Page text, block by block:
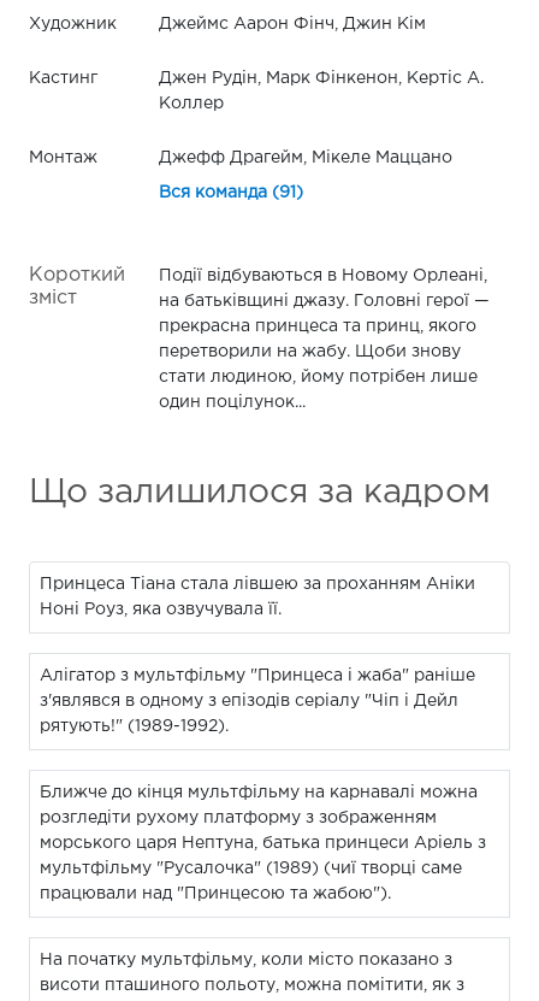
Художник Джеймс Аарон Фінч, Джин Кім
Кастинг
Джен Рудін, Марк Фінкенон, Кертіс А.
Коллер
Монтаж Джефф Драгейм, Мікеле Маццано
Вся команда (91)
Короткий
зміст
Події відбуваються в Новому Орлеані,
на батьківщині джазу. Головні герої —
прекрасна принцеса та принц, якого
перетворили на жабу. Щоби знову
стати людиною, йому потрібен лише
один поцілунок...
Що залишилося за кадром
Принцеса Тіана стала лівшею за проханням Аніки
Ноні Роуз, яка озвучувала її.
Алігатор з мультфільму "Принцеса і жаба" раніше
з'являвся в одному з епізодів серіалу "Чіп і Дейл
рятують!" (1989-1992).
Ближче до кінця мультфільму на карнавалі можна
розгледіти рухому платформу з зображенням
морського царя Нептуна, батька принцеси Аріель з
мультфільму "Русалочка" (1989) (чиї творці саме
працювали над "Принцесою та жабою").
На початку мультфільму, коли місто показано з
висоти пташиного польоту, можна помітити, як з